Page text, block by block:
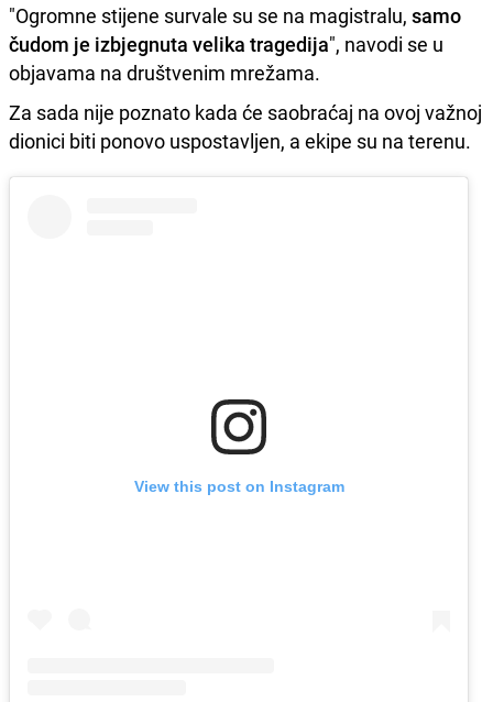
"Ogromne stijene survale su se na magistralu, samo
čudom je izbjegnuta velika tragedija", navodi se u
objavama na društvenim mrežama.
Za sada nije poznato kada će saobraćaj na ovoj važnoj
dionici biti ponovo uspostavljen, a ekipe su na terenu.
View this post on Instagram